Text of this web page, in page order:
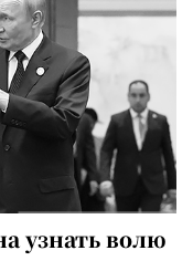
узнать волю